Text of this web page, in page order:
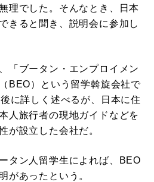
理でした。そんなとき、日本
きると聞き、説明会に参加し
「ブータン・エンプロイメン
BEO）という留学斡旋会社で
に詳しく述べるが、日本に住
人旅行者の現地ガイドなどを
が設立した会社だ。
タン人留学生によれば、BEO
があったという。